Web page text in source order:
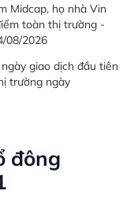
đông
Midcap, họ nhà Vin
toàn thị trường -
08/2026
giao dịch đầu tiên
trường ngày